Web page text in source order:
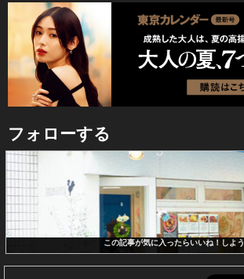
フォローする
この記事が気に入ったらいいね！しよう